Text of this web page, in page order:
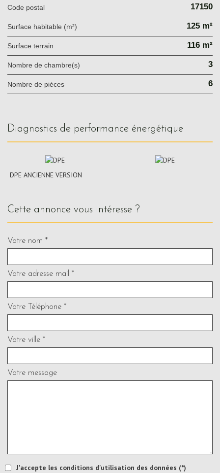
Code postal 17150
Surface habitable (m²) 125 m²
surface terrain 116 m²
Nombre de chambre(s) 3
Nombre de pièces 6
diagnostics de performance énergétique
DPE ANCIENNE VERSION
cette annonce vous intéresse ?
Votre nom *
Votre adresse mail *
Votre Téléphone *
Votre ville *
Votre message
J'accepte les conditions d'utilisation des données (*)